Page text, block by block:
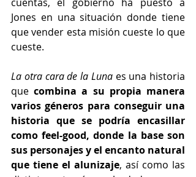
Jones en una situación donde tiene
que vender esta misión cueste lo que
cueste.
La otra cara de la Luna es una historia
que combina a su propia manera
varios géneros para conseguir una
historia que se podría encasillar
como feel-good, donde la base son
sus personajes y el encanto natural
que tiene el alunizaje, así como las